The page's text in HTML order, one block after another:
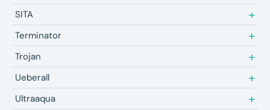
SITA
Terminator
Trojan
Ueberall
Ultraaqua